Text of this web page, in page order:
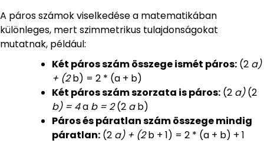
A páros számok viselkedése a matematikában
különleges, mert szimmetrikus tulajdonságokat
mutatnak, például:
Két páros szám összege ismét páros: (2 a)
+ (2b) = 2 * (a + b)
Két páros szám szorzata is páros: (2 a)(2
b) = 4a b = 2(2 ab)
Páros és páratlan szám összege mindig
páratlan: (2 a) + (2b + 1) = 2 * (a + b) + 1